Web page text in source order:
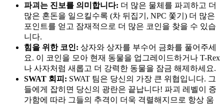
파괴는 진보를 의미합니다: 더 많은 물체를 파괴하고 더
많은 혼돈을 일으킬수록 (차 뒤집기, NPC 쫓기) 더 많은
포인트를 얻고 잠재적으로 더 많은 코인을 찾을 수 있습
니다.
힘을 위한 코인: 상자와 상자를 부수어 금화를 풀어주세
요. 이 코인을 모아 현재 동물을 업그레이드하거나 T-Rex
나 사자처럼 새롭고 더 강력한 동물을 잠금 해제하세요.
SWAT 회피: SWAT 팀은 당신의 가장 큰 위협입니다. 그
들에게 잡히면 당신의 광란은 끝납니다! 파괴 레벨이 증
가함에 따라 그들의 추격이 더욱 격렬해지므로 항상 움